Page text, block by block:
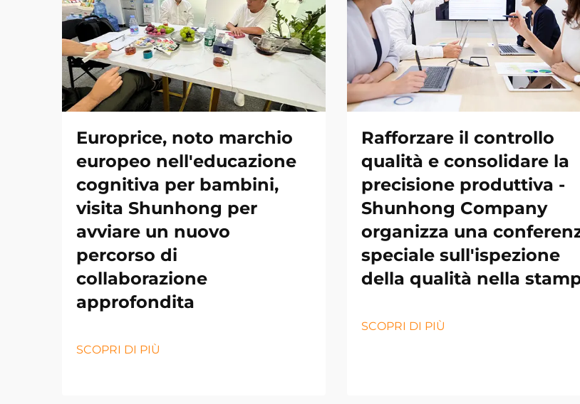
Europrice, noto marchio
europeo nell'educazione
cognitiva per bambini,
visita Shunhong per
avviare un nuovo
percorso di
collaborazione
approfondita
SCOPRI DI PIÙ
Rafforzare il controllo
qualità e consolidare la
precisione produttiva -
Shunhong Company
organizza una
speciale sull'ispezione
della qualità nella
SCOPRI DI PIÙ